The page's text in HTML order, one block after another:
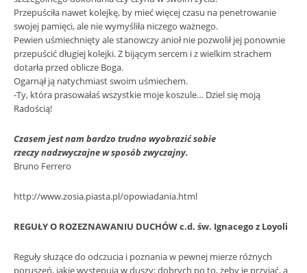
Przepuściła nawet kolejkę, by mieć więcej czasu na penetrowanie
swojej pamięci, ale nie wymyśliła niczego ważnego.
Pewien uśmiechnięty ale stanowczy anioł nie pozwolił jej ponownie
przepuścić długiej kolejki. Z bijącym sercem i z wielkim strachem
dotarła przed oblicze Boga.
Ogarnął ją natychmiast swoim uśmiechem.
-Ty, która prasowałaś wszystkie moje koszule… Dziel się moją
Radością!
Czasem jest nam bardzo trudno wyobrazić sobie
rzeczy nadzwyczajne w sposób zwyczajny.
Bruno Ferrero
http://www.zosia.piasta.pl/opowiadania.html
REGUŁY O ROZEZNAWANIU DUCHÓW c.d. św. Ignacego z Loyoli
Reguły służące do odczucia i poznania w pewnej mierze różnych
poruszeń, jakie występują w duszy: dobrych po to, żeby je przyjąć, a